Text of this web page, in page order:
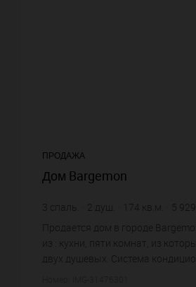
ПРОДАЖА
Дом Bargemon
3 спаль. 2 душ. 174 кв.м. 5 929
Продается дом в городе
из : кухни, пяти комнат, из
двух душевых. Система